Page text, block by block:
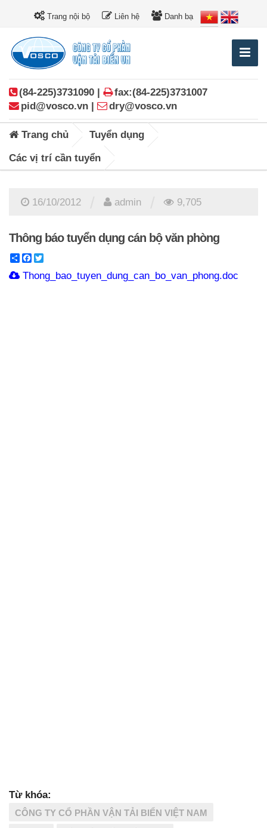
Trang nội bộ Liên hệ Danh bạ
(84-225)3731090 |
fax:(84-225)3731007
pid@vosco.vn |
dry@vosco.vn
Trang chủ Tuyển dụng
Các vị trí cần tuyển
16/10/2012 admin 9,705
Thông báo tuyển dụng cán bộ văn phòng
ShareFacebook
Thong_bao_tuyen_dung_can_bo_van_phong.doc
Từ khóa:
CÔNG TY CỔ PHẦN VẬN TẢI BIỂN VIỆT NAM